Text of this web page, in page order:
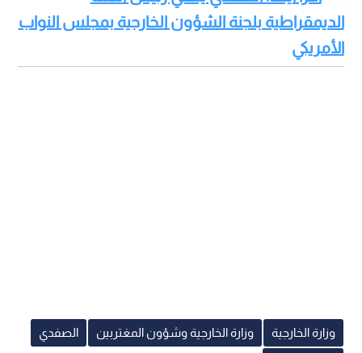
الديمقراطية بلجنة الشؤون الخارجية بمجلس النواب
الأمريكي
وزارة الخارجية وزارة الخارجية وشؤون المغتربين الصفدي